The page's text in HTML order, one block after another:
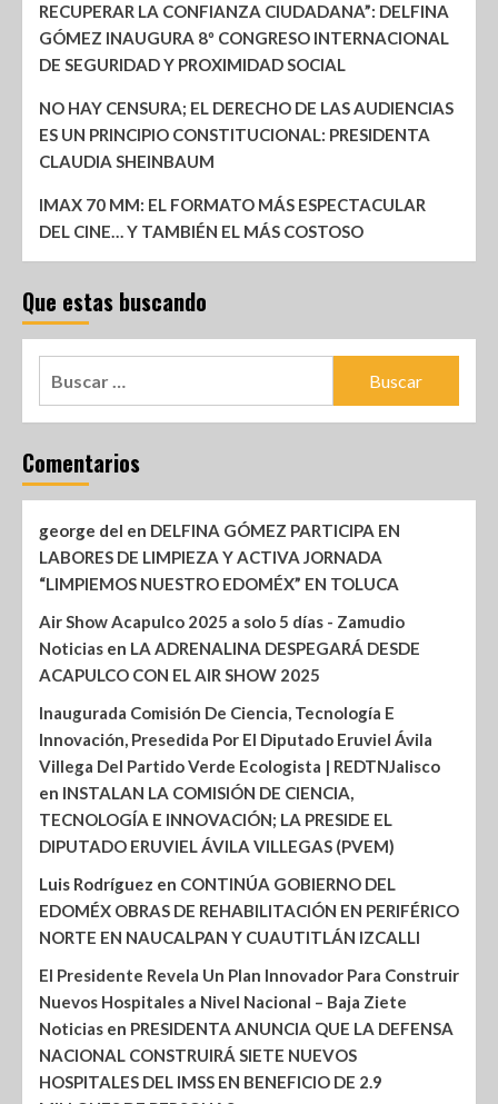
RECUPERAR LA CONFIANZA CIUDADANA”: DELFINA
GÓMEZ INAUGURA 8º CONGRESO INTERNACIONAL
DE SEGURIDAD Y PROXIMIDAD SOCIAL
NO HAY CENSURA; EL DERECHO DE LAS AUDIENCIAS
ES UN PRINCIPIO CONSTITUCIONAL: PRESIDENTA
CLAUDIA SHEINBAUM
IMAX 70 MM: EL FORMATO MÁS ESPECTACULAR
DEL CINE… Y TAMBIÉN EL MÁS COSTOSO
Que estas buscando
Comentarios
george del en DELFINA GÓMEZ PARTICIPA EN
LABORES DE LIMPIEZA Y ACTIVA JORNADA
“LIMPIEMOS NUESTRO EDOMÉX” EN TOLUCA
Air Show Acapulco 2025 a solo 5 días - Zamudio
Noticias en LA ADRENALINA DESPEGARÁ DESDE
ACAPULCO CON EL AIR SHOW 2025
Inaugurada Comisión De Ciencia, Tecnología E
Innovación, Presedida Por El Diputado Eruviel Ávila
Villega Del Partido Verde Ecologista | REDTNJalisco
en INSTALAN LA COMISIÓN DE CIENCIA,
TECNOLOGÍA E INNOVACIÓN; LA PRESIDE EL
DIPUTADO ERUVIEL ÁVILA VILLEGAS (PVEM)
Luis Rodríguez en CONTINÚA GOBIERNO DEL
EDOMÉX OBRAS DE REHABILITACIÓN EN PERIFÉRICO
NORTE EN NAUCALPAN Y CUAUTITLÁN IZCALLI
El Presidente Revela Un Plan Innovador Para Construir
Nuevos Hospitales a Nivel Nacional – Baja Ziete
Noticias en PRESIDENTA ANUNCIA QUE LA DEFENSA
NACIONAL CONSTRUIRÁ SIETE NUEVOS
HOSPITALES DEL IMSS EN BENEFICIO DE 2.9